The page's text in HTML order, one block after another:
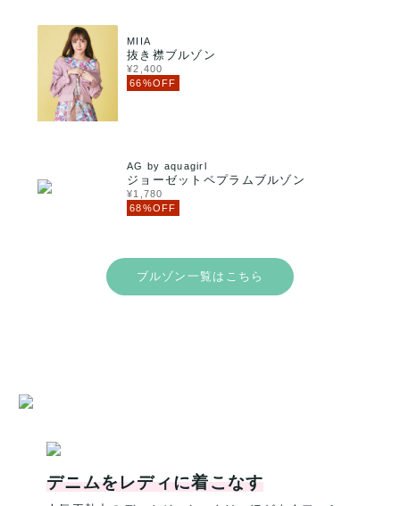
MIIA
抜き襟ブルゾン
¥2,400
66%OFF
AG by aquagirl
ジョーゼットペプラムブルゾン
¥1,780
68%OFF
ブルゾン一覧はこちら
デニムをレディに着こなす